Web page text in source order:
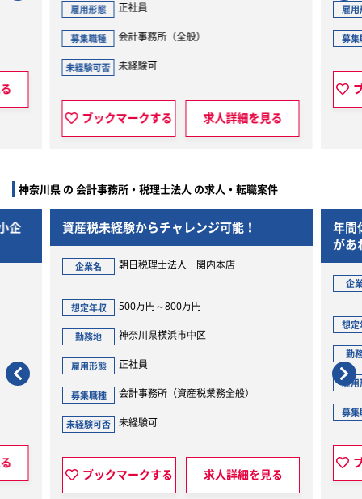
正社員
会計事務所（全般）
未経験可否 未経験可
ブックマークする 求人詳細を見る
ブック
神奈川県 の 会計事務所・税理士法人 の求人・転職案件
資産税未経験からチャレンジ可能！
企業名 朝日税理士法人 関内本店
想定年収 500万円～800万円
勤務地 神奈川県横浜市中区
雇用形態 正社員
募集職種 会計事務所（資産税業務全般）
未経験可否 未経験可
ブックマークする 求人詳細を見る
年間
があ
高い
企業
想定
勤務
雇用
募集
ブ